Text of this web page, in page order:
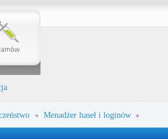
Menadżer haseł i loginów